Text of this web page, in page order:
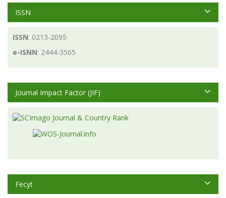
ISSN
ISSN: 0213-2095
e-ISNN: 2444-3565
Journal Impact Factor (JIF)
Fecyt